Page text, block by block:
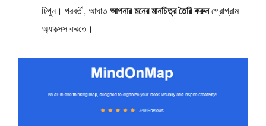
টিপুন। পরবর্তী, আঘাতআপনার মনের মানচিত্র তৈরি করুনপ্রোগ্রাম
অ্যাক্সেস করতে।